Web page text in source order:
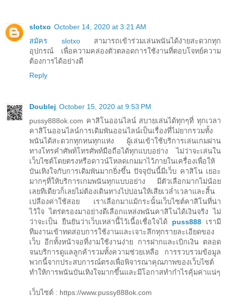
slotxo October 14, 2020 at 3:21 AM
สมัคร slotxoสามารถเข้าร่วมเล่นพนันได้ง่ายสะดวกทุก
อุปกรณ์ เพื่อความคล่องตัวตลอดการใช้งานที่ตอบโจทย์ความ
ต้องการได้อย่างดี
Reply
Doublej October 15, 2020 at 9:53 PM
pussy888ok.com คาสิโนออนไลน์ สบายเล่นได้ทุกๆที่ ทุกเวลา
คาสิโนออนไลน์การเดิมพันออนไลน์เป็นเรื่องที่ไม่ยากรวมทั้ง
พนันได้สะดวกทุกหนทุกแห่ง ผู้เล่นเข้าใช้บริการเล่นเกมผ่าน
ทางโทรคำศัพท์โทรศัพท์มือถือได้ทุกแบบอย่าง ไม่ว่าจะเล่นใน
เว็บไซต์โดยตรงหรือดาวน์โหลดเกมมาไว้ภายในเครื่องเพื่อให้
บันเทิงใจกับการเดิมพันมากยิ่งขึ้น ปัจจุบันนี้มีเว็บ คาสิโน เยอะ
มากๆที่ให้บริการเกมพนันทุกแบบอย่าง มีตัวเลือกมากไม่น้อย
เลยทีเดียวก็เลยไม่ต้องเดินทางไปบ่อนให้เสียเวล่ำเวลาและสิ้น
เปลืองค่าใช้สอย เราเลือกมาแม้กระนั้นเว็บไซต์คาสิโนที่น่า
ไว้ใจ ไตร่ตรองมาอย่างดีเลือกแหล่งพนันคาสิโนได้เงินจริง ไม่
ว่าจะเป็น ยืนยันว่าเว็บเหล่านี้ไว้เนื้อเชื่อใจได้ puss888 เรามี
ทีมงานเข้าทดสอบการใช้งานและเจาะลึกทุกรายละเอียดของ
เว็บ อีกทั้งหน้าจอที่งามใช้งานง่าย การฝากและเบิกเงิน ตลอด
จนบริการดูแลลูกค้ารวมทั้งความช่วยเหลือ การรวบรวมข้อมูล
พวกนี้จากประสบการณ์ตรงเพื่อพิจารณาคุณภาพของเว็บไซต์
ทำให้การพนันบันเทิงใจมากขึ้นและมีโอกาสทำกำไรคุ้มค่าแน่ๆ
เว็บไซต์ : https://www.pussy888ok.com